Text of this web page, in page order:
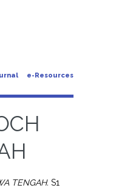
e-Resources
TENGAH. S1